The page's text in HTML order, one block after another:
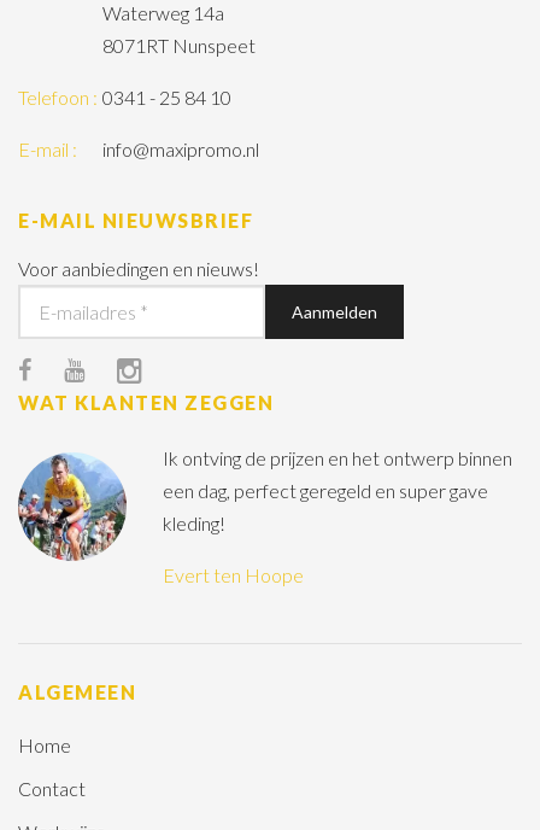
Waterweg 14a
8071RT Nunspeet
Telefoon : 0341 - 25 84 10
E-mail : info@maxipromo.nl
E-MAIL NIEUWSBRIEF
Voor aanbiedingen en nieuws!
WAT KLANTEN ZEGGEN
Ik ontving de prijzen en het ontwerp binnen
een dag, perfect geregeld en super gave
kleding!
Evert ten Hoope
ALGEMEEN
Home
Contact